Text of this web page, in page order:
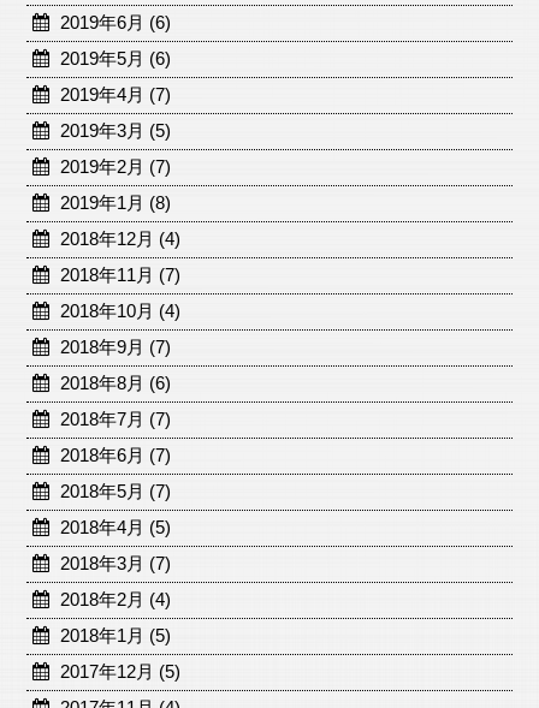
2019年6月 (6)
2019年5月 (6)
2019年4月 (7)
2019年3月 (5)
2019年2月 (7)
2019年1月 (8)
2018年12月 (4)
2018年11月 (7)
2018年10月 (4)
2018年9月 (7)
2018年8月 (6)
2018年7月 (7)
2018年6月 (7)
2018年5月 (7)
2018年4月 (5)
2018年3月 (7)
2018年2月 (4)
2018年1月 (5)
2017年12月 (5)